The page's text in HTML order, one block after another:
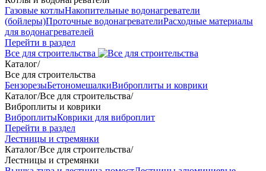
Газовые котлыНакопительные водонагреватели
(бойлеры)Проточные водонагревателиРасходные материалы
для водонагревателей
Перейти в раздел
Все для строительства
Каталог/
Все для строительства
БензорезыБетономешалкиВиброплиты и коврики
Каталог/Все для строительства/
Виброплиты и коврики
ВиброплитыКоврики для виброплит
Перейти в раздел
Лестницы и стремянки
Каталог/Все для строительства/
Лестницы и стремянки